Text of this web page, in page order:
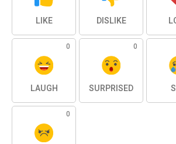
LIKE DISLIKE
0
LAUGH
0
SURPRISED
0